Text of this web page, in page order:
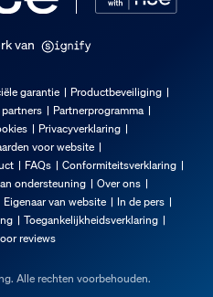
van
garantie
Productbeveiliging
Partnerprogramma
Privacyverklaring
voor website
FAQs
Conformiteitsverklaring
ondersteuning
Over ons
Eigenaar van website
In de pers
Toegankelijkheidsverklaring
reviews
Alle rechten voorbehouden.